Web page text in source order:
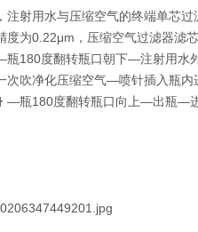
射用水与压缩空气的终端单芯
为0.22μm，压缩空气过滤器滤
度翻转瓶口朝下—注射用水
吹净化压缩空气—喷针插入瓶
—瓶180度翻转瓶口向上—出瓶—进